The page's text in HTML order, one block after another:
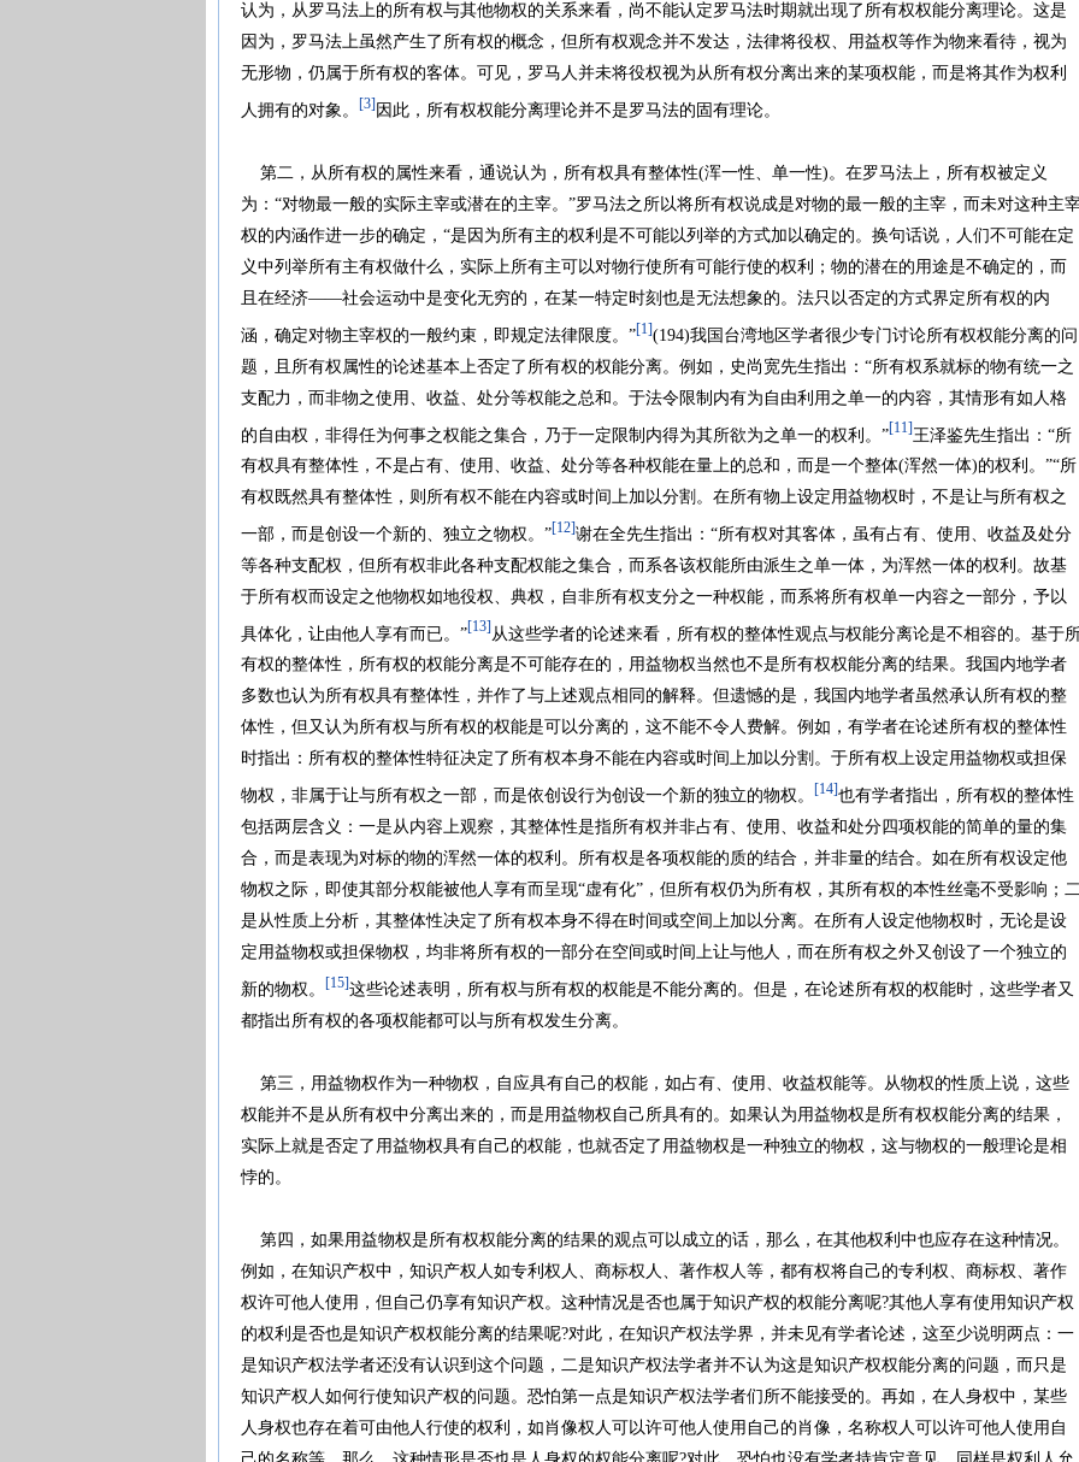
认为，从罗马法上的所有权与其他物权的关系来看，尚不能认定罗马法时期就出现了所有权权能分离理论。这是
因为，罗马法上虽然产生了所有权的概念，但所有权观念并不发达，法律将役权、用益权等作为物来看待，视为
无形物，仍属于所有权的客体。可见，罗马人并未将役权视为从所有权分离出来的某项权能，而是将其作为权利
人拥有的对象。 [3] 因此，所有权权能分离理论并不是罗马法的固有理论。
第二，从所有权的属性来看，通说认为，所有权具有整体性(浑一性、单一性)。在罗马法上，所有权被定义
为：“对物最一般的实际主宰或潜在的主宰。”罗马法之所以将所有权说成是对物的最一般的主宰，而未对这种主
权的内涵作进一步的确定，“是因为所有主的权利是不可能以列举的方式加以确定的。换句话说，人们不可能在定
义中列举所有主有权做什么，实际上所有主可以对物行使所有可能行使的权利；物的潜在的用途是不确定的，而
且在经济——社会运动中是变化无穷的，在某一特定时刻也是无法想象的。法只以否定的方式界定所有权的内
涵，确定对物主宰权的一般约束，即规定法律限度。”[1](194)我国台湾地区学者很少专门讨论所有权权能分离的问
题，且所有权属性的论述基本上否定了所有权的权能分离。例如，史尚宽先生指出：“所有权系就标的物有统一之
支配力，而非物之使用、收益、处分等权能之总和。于法令限制内有为自由利用之单一的内容，其情形有如人格
的自由权，非得任为何事之权能之集合，乃于一定限制内得为其所欲为之单一的权利。”[11] 王泽鉴先生指出：“所
有权具有整体性，不是占有、使用、收益、处分等各种权能在量上的总和，而是一个整体(浑然一体)的权利。”“所
有权既然具有整体性，则所有权不能在内容或时间上加以分割。在所有物上设定用益物权时，不是让与所有权之
一部，而是创设一个新的、独立之物权。”[12] 谢在全先生指出：“所有权对其客体，虽有占有、使用、收益及处分
等各种支配权，但所有权非此各种支配权能之集合，而系各该权能所由派生之单一体，为浑然一体的权利。故基
于所有权而设定之他物权如地役权、典权，自非所有权支分之一种权能，而系将所有权单一内容之一部分，予以
具体化，让由他人享有而已。”[13] 从这些学者的论述来看，所有权的整体性观点与权能分离论是不相容的。基于
有权的整体性，所有权的权能分离是不可能存在的，用益物权当然也不是所有权权能分离的结果。我国内地学者
多数也认为所有权具有整体性，并作了与上述观点相同的解释。但遗憾的是，我国内地学者虽然承认所有权的整
体性，但又认为所有权与所有权的权能是可以分离的，这不能不令人费解。例如，有学者在论述所有权的整体性
时指出：所有权的整体性特征决定了所有权本身不能在内容或时间上加以分割。于所有权上设定用益物权或担保
物权，非属于让与所有权之一部，而是依创设行为创设一个新的独立的物权。 [14] 也有学者指出，所有权的整体性
包括两层含义：一是从内容上观察，其整体性是指所有权并非占有、使用、收益和处分四项权能的简单的量的集
合，而是表现为对标的物的浑然一体的权利。所有权是各项权能的质的结合，并非量的结合。如在所有权设定他
物权之际，即使其部分权能被他人享有而呈现“虚有化”，但所有权仍为所有权，其所有权的本性丝毫不受影响；
是从性质上分析，其整体性决定了所有权本身不得在时间或空间上加以分离。在所有人设定他物权时，无论是设
定用益物权或担保物权，均非将所有权的一部分在空间或时间上让与他人，而在所有权之外又创设了一个独立的
新的物权。 [15] 这些论述表明，所有权与所有权的权能是不能分离的。但是，在论述所有权的权能时，这些学者又
都指出所有权的各项权能都可以与所有权发生分离。
第三，用益物权作为一种物权，自应具有自己的权能，如占有、使用、收益权能等。从物权的性质上说，这些
权能并不是从所有权中分离出来的，而是用益物权自己所具有的。如果认为用益物权是所有权权能分离的结果，
实际上就是否定了用益物权具有自己的权能，也就否定了用益物权是一种独立的物权，这与物权的一般理论是相
悖的。
第四，如果用益物权是所有权权能分离的结果的观点可以成立的话，那么，在其他权利中也应存在这种情况。
例如，在知识产权中，知识产权人如专利权人、商标权人、著作权人等，都有权将自己的专利权、商标权、著作
权许可他人使用，但自己仍享有知识产权。这种情况是否也属于知识产权的权能分离呢?其他人享有使用知识产权
的权利是否也是知识产权权能分离的结果呢?对此，在知识产权法学界，并未见有学者论述，这至少说明两点：一
是知识产权法学者还没有认识到这个问题，二是知识产权法学者并不认为这是知识产权权能分离的问题，而只是
知识产权人如何行使知识产权的问题。恐怕第一点是知识产权法学者们所不能接受的。再如，在人身权中，某些
人身权也存在着可由他人行使的权利，如肖像权人可以许可他人使用自己的肖像，名称权人可以许可他人使用自